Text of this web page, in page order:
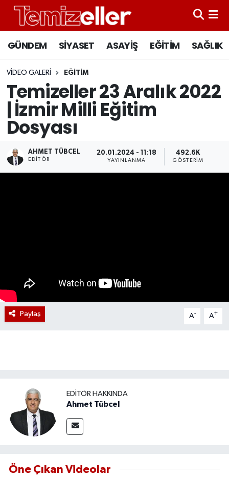
GÜNDEM SİYASET ASAYİŞ EĞİTİM SAĞLIK
VIDEO GALERI EĞITIM
Temizeller 23 Aralık 2022
| İzmir Milli Eğitim
Dosyası
AHMET TÜBCEL
EDITÖR
20.01.2024 - 11:18
YAYINLANMA
492.6K
GÖSTERIM
Paylaş A- A+
EDITÖR HAKKINDA
Ahmet Tübcel
Öne Çıkan Videolar
CANLI YAYIN
ASAYİŞ
EĞİTİM
Hava Durumu
Süper Lig Puan Durumu ve Fikstür
Tüm Manşetler